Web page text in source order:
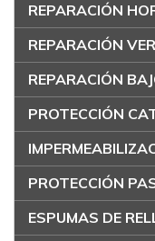
REPARACIÓN
REPARACIÓN
REPARACIÓN
PROTECCIÓN
PROTECCIÓN
ESPUMAS DE